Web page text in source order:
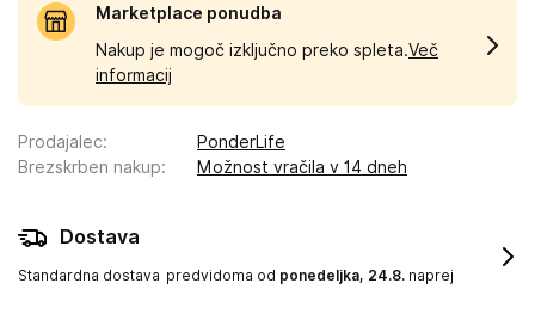
Marketplace ponudba
Nakup je mogoč izključno preko spleta.Več
informacij
Prodajalec:
PonderLife
Brezskrben nakup: Možnost vračila v 14 dneh
Dostava
Standardna dostava predvidoma od ponedeljka, 24.8. naprej